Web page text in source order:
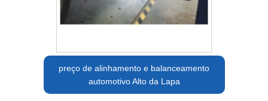
preço de alinhamento e balanceamento
automotivo Alto da Lapa